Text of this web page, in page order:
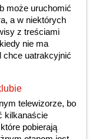
może uruchomić
a w niektórych
z treściami
nie ma
chce uatrakcyjnić
telewizorze, bo
kilkanaście
pobierają